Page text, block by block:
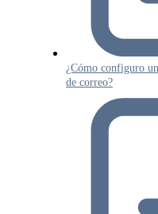
¿Cómo configuro
de correo?